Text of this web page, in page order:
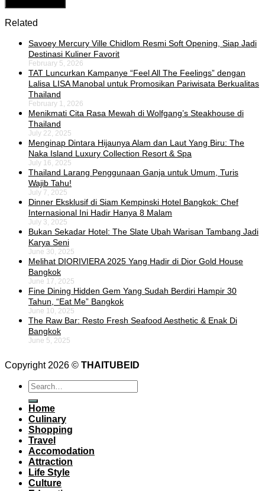
Related
Savoey Mercury Ville Chidlom Resmi Soft Opening, Siap Jadi
Destinasi Kuliner Favorit
February 5, 2026
TAT Luncurkan Kampanye “Feel All The Feelings” dengan
Lalisa LISA Manobal untuk Promosikan Pariwisata Berkualitas
Thailand
February 1, 2026
Menikmati Cita Rasa Mewah di Wolfgang’s Steakhouse di
Thailand
July 22, 2025
Menginap Dintara Hijaunya Alam dan Laut Yang Biru: The
Naka Island Luxury Collection Resort & Spa
July 16, 2025
Thailand Larang Penggunaan Ganja untuk Umum, Turis
Wajib Tahu!
July 7, 2025
Dinner Eksklusif di Siam Kempinski Hotel Bangkok: Chef
Internasional Ini Hadir Hanya 8 Malam
July 3, 2025
Bukan Sekadar Hotel: The Slate Ubah Warisan Tambang Jadi
Karya Seni
June 30, 2025
Melihat DIORIVIERA 2025 Yang Hadir di Dior Gold House
Bangkok
June 17, 2025
Fine Dining Hidden Gem Yang Sudah Berdiri Hampir 30
Tahun, “Eat Me” Bangkok
June 10, 2025
The Raw Bar: Resto Fresh Seafood Aesthetic & Enak Di
Bangkok
June 5, 2025
Copyright 2026 © THAITUBEID
Home
Culinary
Shopping
Travel
Accomodation
Attraction
Life Style
Culture